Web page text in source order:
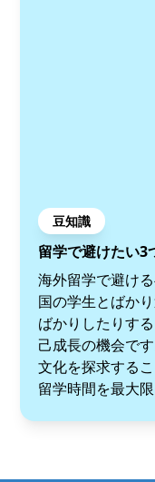
豆知識
留学で避けたい3
海外留学で避け
国の学生とばか
ばかりしたりす
己成長の機会で
文化を探求する
留学時間を最大